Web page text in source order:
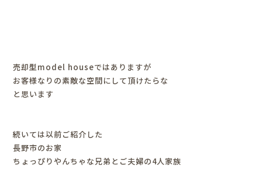
売却型model houseではありますが
お客様なりの素敵な空間にして頂けたらな
と思います
続いては以前ご紹介した
長野市のお家
ちょっぴりやんちゃな兄弟とご夫婦の4人家族